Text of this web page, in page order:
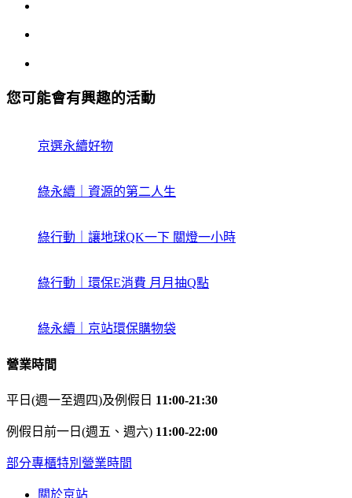
您可能會有興趣的活動
京選永續好物
綠永續｜資源的第二人生
綠行動｜讓地球QK一下 關燈一小時
綠行動｜環保E消費 月月抽Q點
綠永續｜京站環保購物袋
營業時間
平日(週一至週四)及例假日 11:00-21:30
例假日前一日(週五、週六) 11:00-22:00
部分專櫃特別營業時間
關於京站